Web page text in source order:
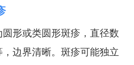
形或类圆形斑疹，直径数
边界清晰。斑疹可能独立